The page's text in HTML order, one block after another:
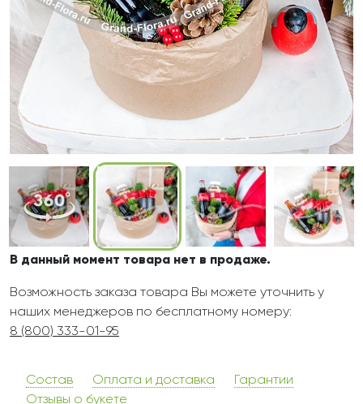
В данный момент товара нет в продаже.
Возможность заказа товара Вы можете уточнить у
наших менеджеров по бесплатному номеру:
8 (800) 333-01-95
Состав Оплата и доставка
Гарантии
Отзывы о букете